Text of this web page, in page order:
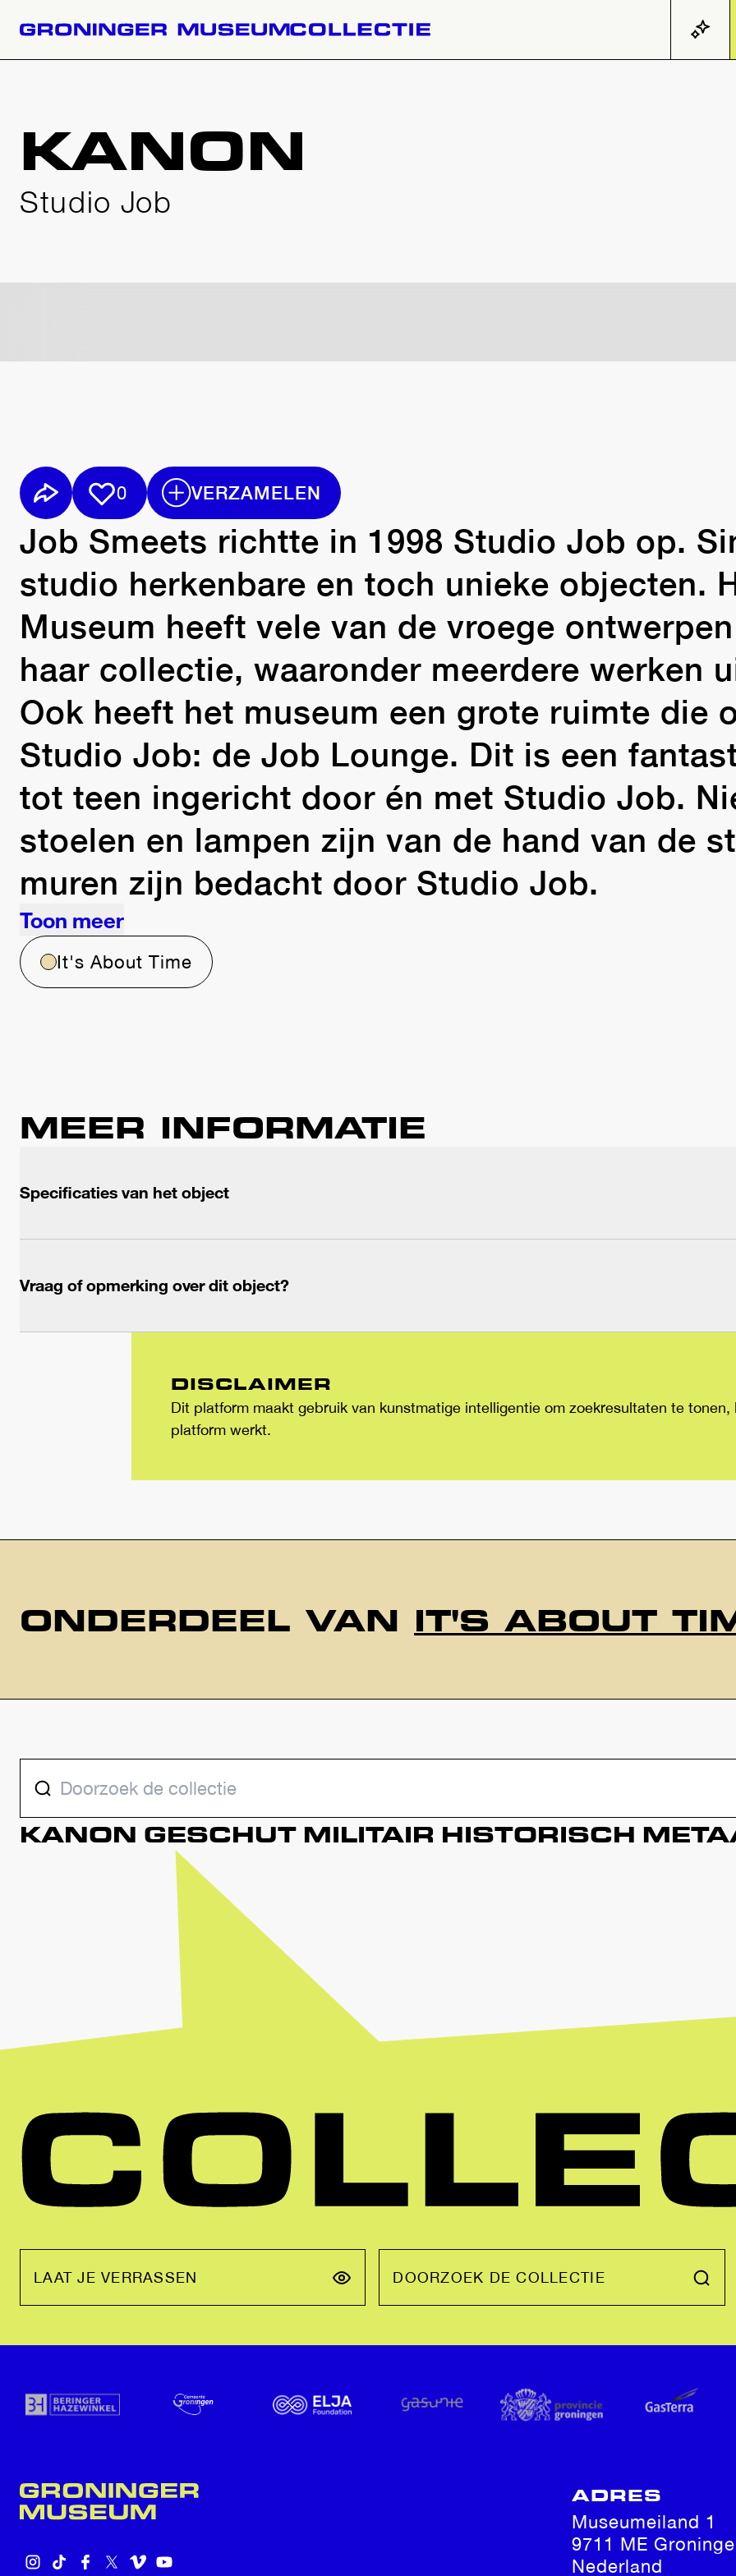
KANON
Studio Job
0 VERZAMELEN
Job Smeets richtte in 1998 Studio Job op.
studio herkenbare en toch unieke objecten.
Museum heeft vele van de vroege
haar collectie, waaronder meerdere werken
Ook heeft het museum een grote ruimte die
Studio Job: de Job Lounge. Dit is een
tot teen ingericht door én met Studio Job.
stoelen en lampen zijn van de hand van de
Toon meer
It's About Time
MEER INFORMATIE
Specificaties van het object
Vraag of opmerking over dit object?
DISCLAIMER
Dit platform maakt gebruik van kunstmatige intelligentie om zoekresultaten te tonen,
platform werkt.
ONDERDEEL VAN IT'S ABOUT
DOORZOEK DE COLLECTIE
KANON GESCHUT MILITAIR HISTORISCH
LAAT JE VERRASSEN DOORZOEK DE COLLECTIE
ADRES
Museumeiland 1
9711 ME
Nederland